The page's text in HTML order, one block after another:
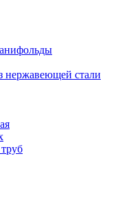
нержавеющей стали